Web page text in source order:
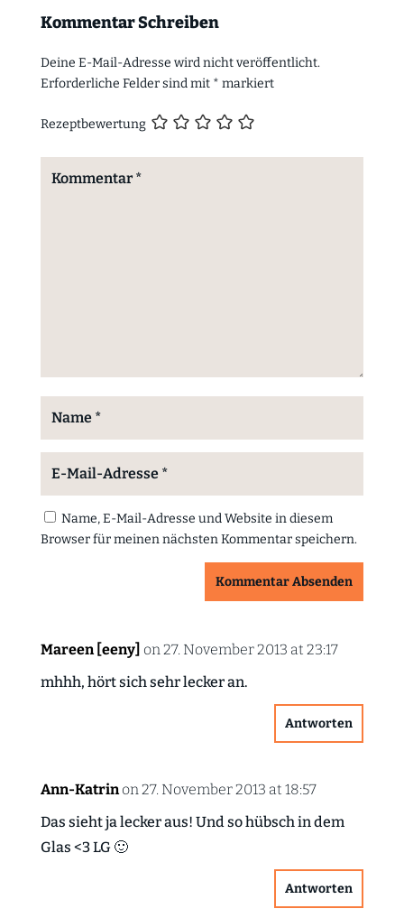
Mareen [eeny] on 27. November 2013 at 23:17
mhhh, hört sich sehr lecker an.
Antworten
Ann-Katrin on 27. November 2013 at 18:57
Das sieht ja lecker aus! Und so hübsch in dem
Glas <3 LG 🙂
Antworten
Kommentar Schreiben
Deine E-Mail-Adresse wird nicht veröffentlicht.
Erforderliche Felder sind mit * markiert
Rezeptbewertung
Name, E-Mail-Adresse und Website in diesem
Browser für meinen nächsten Kommentar speichern.
Kommentar Absenden